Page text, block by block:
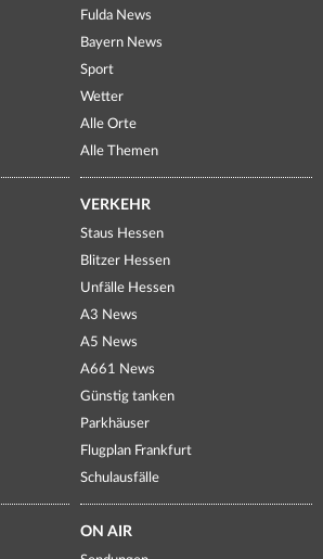
Fulda News
Bayern News
Sport
Wetter
Alle Orte
Alle Themen
VERKEHR
Staus Hessen
Blitzer Hessen
Unfälle Hessen
A3 News
A5 News
A661 News
Günstig tanken
Parkhäuser
Flugplan Frankfurt
Schulausfälle
ON AIR